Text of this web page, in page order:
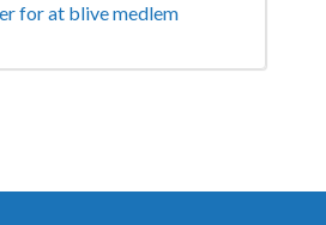
for at blive medlem